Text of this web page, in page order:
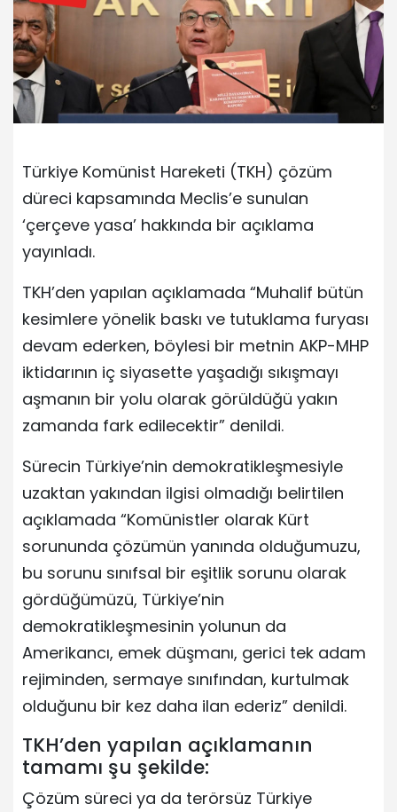
Türkiye Komünist Hareketi (TKH) çözüm
düreci kapsamında Meclis’e sunulan
‘çerçeve yasa’ hakkında bir açıklama
yayınladı.
TKH’den yapılan açıklamada “Muhalif bütün
kesimlere yönelik baskı ve tutuklama furyası
devam ederken, böylesi bir metnin AKP-MHP
iktidarının iç siyasette yaşadığı sıkışmayı
aşmanın bir yolu olarak görüldüğü yakın
zamanda fark edilecektir” denildi.
Sürecin Türkiye’nin demokratikleşmesiyle
uzaktan yakından ilgisi olmadığı belirtilen
açıklamada “Komünistler olarak Kürt
sorununda çözümün yanında olduğumuzu,
bu sorunu sınıfsal bir eşitlik sorunu olarak
gördüğümüzü, Türkiye’nin
demokratikleşmesinin yolunun da
Amerikancı, emek düşmanı, gerici tek adam
rejiminden, sermaye sınıfından, kurtulmak
olduğunu bir kez daha ilan ederiz” denildi.
TKH’den yapılan açıklamanın
tamamı şu şekilde:
Çözüm süreci ya da terörsüz Türkiye